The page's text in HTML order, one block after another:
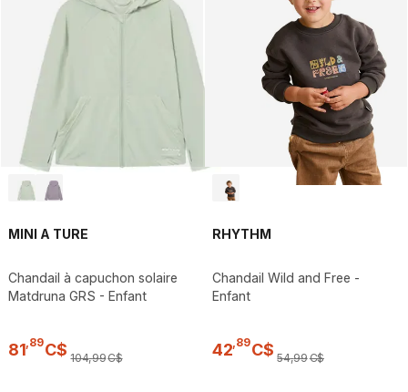
MINI A TURE
Chandail à capuchon solaire
Matdruna GRS - Enfant
81 89C$ 104,99C$
RHYTHM
Chandail Wild and Free -
Enfant
42 89C$ 54,99C$